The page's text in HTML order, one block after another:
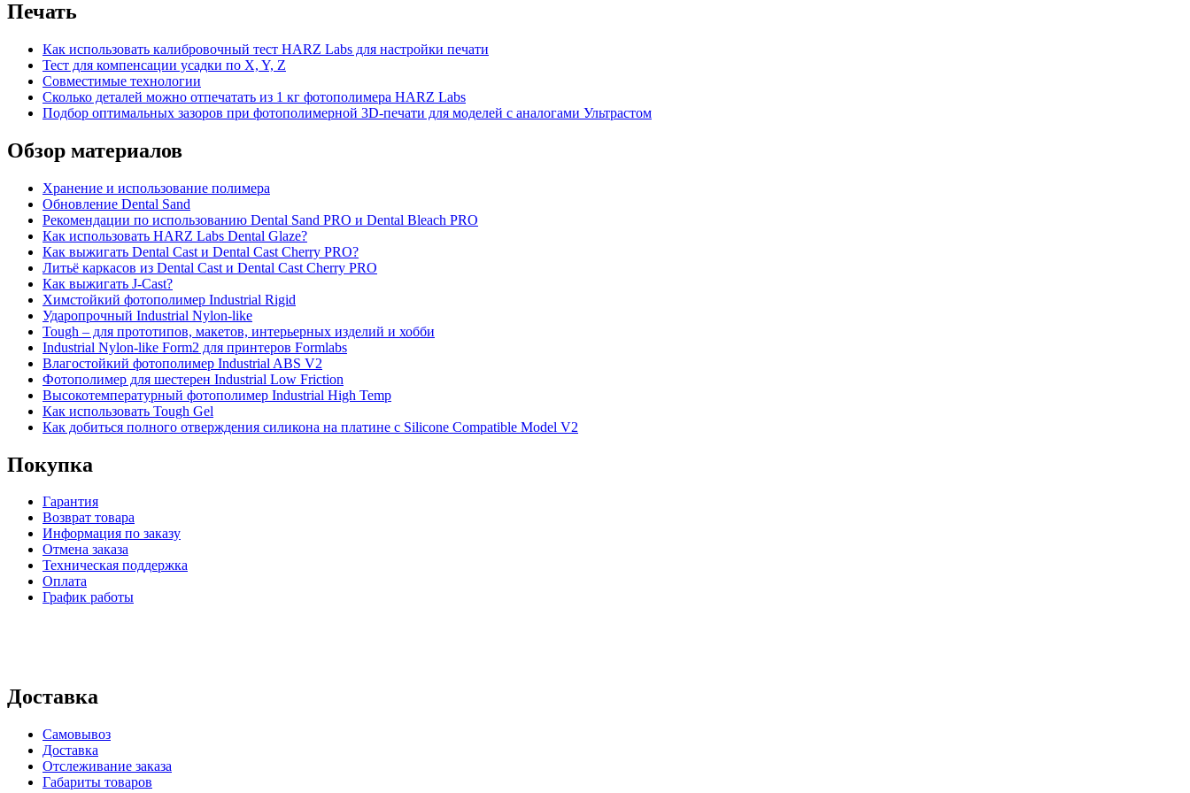
Печать
Как использовать калибровочный тест HARZ Labs для настройки печати
Тест для компенсации усадки по X, Y, Z
Совместимые технологии
Сколько деталей можно отпечатать из 1 кг фотополимера HARZ Labs
Подбор оптимальных зазоров при фотополимерной 3D-печати для моделей с аналогами Ультрастом
Обзор материалов
Хранение и использование полимера
Обновление Dental Sand
Рекомендации по использованию Dental Sand PRO и Dental Bleach PRO
Как использовать HARZ Labs Dental Glaze?
Как выжигать Dental Cast и Dental Cast Cherry PRO?
Литьё каркасов из Dental Cast и Dental Cast Cherry PRO
Как выжигать J-Cast?
Химстойкий фотополимер Industrial Rigid
Ударопрочный Industrial Nylon-like
Tough – для прототипов, макетов, интерьерных изделий и хобби
Industrial Nylon-like Form2 для принтеров Formlabs
Влагостойкий фотополимер Industrial ABS V2
Фотополимер для шестерен Industrial Low Friction
Высокотемпературный фотополимер Industrial High Temp
Как использовать Tough Gel
Как добиться полного отверждения силикона на платине с Silicone Compatible Model V2
Покупка
Гарантия
Возврат товара
Информация по заказу
Отмена заказа
Техническая поддержка
Оплата
График работы
Доставка
Самовывоз
Доставка
Отслеживание заказа
Габариты товаров